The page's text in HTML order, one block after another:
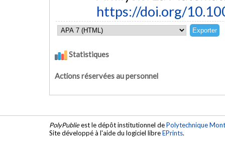
https://doi.org/
Statistiques
Actions réservées au personnel
PolyPublieest le dépôt institutionnel dePolytechnique
Site développé à l'aide du logiciel libreEPrints.